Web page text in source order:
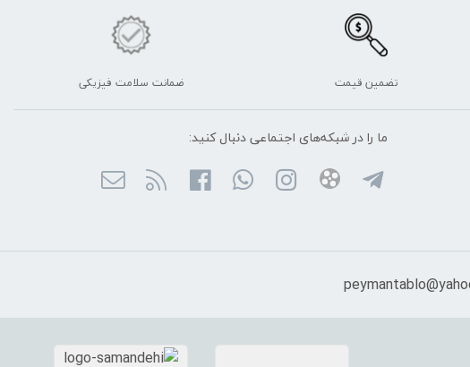
تضمین قیمت ضمانت سلامت فیزیکی
ما را در شبکه‌های اجتماعی دنبال کنید: